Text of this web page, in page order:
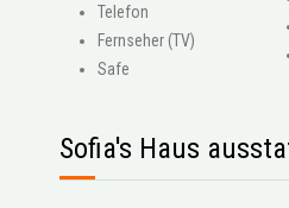
Telefon
Fernseher (TV)
Safe
Sofia's Haus